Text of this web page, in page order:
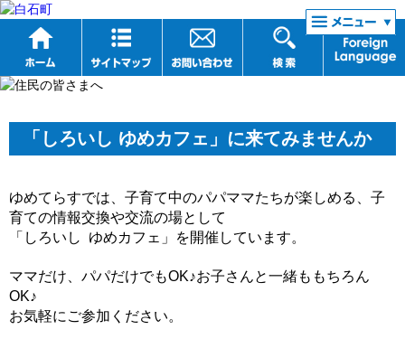
リンク集
「しろいし ゆめカフェ」に来てみませんか
ゆめてらすでは、子育て中のパパママたちが楽しめる、子
育ての情報交換や交流の場として
「しろいし ゆめカフェ」を開催しています。
ママだけ、パパだけでもOK♪お子さんと一緒ももちろん
OK♪
お気軽にご参加ください。